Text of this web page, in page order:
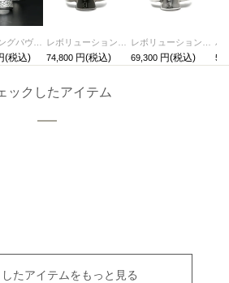
スカルリングパヴェ-シルバー/指輪
74,800
69,300
ックしたアイテム
たアイテムをもっと見る